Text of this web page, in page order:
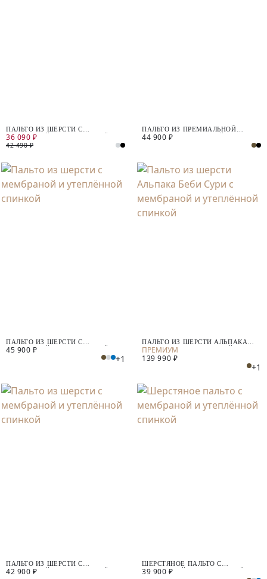
ПАЛЬТО ИЗ ШЕРСТИ С
МЕМБРАНОЙ И УТЕПЛЁННОЙ
СПИНКОЙ
36 090 ₽
42 490 ₽
ПАЛЬТО ИЗ ПРЕМИАЛЬНОЙ
ШЕРСТИ С МЕМБРАНОЙ И
44 900 ₽
ПАЛЬТО ИЗ ШЕРСТИ С
МЕМБРАНОЙ И УТЕПЛЁННОЙ
45 900 ₽
+1
ПАЛЬТО ИЗ ШЕРСТИ АЛЬПАКА
БЕБИ СУРИ С МЕМБРАНОЙ И
УТЕПЛЁННОЙ СПИНКОЙ
139 990 ₽
+1
ПАЛЬТО ИЗ ШЕРСТИ С
МЕМБРАНОЙ И УТЕПЛЁННОЙ
42 900 ₽
ШЕРСТЯНОЕ ПАЛЬТО С
МЕМБРАНОЙ И УТЕПЛЁННОЙ
39 900 ₽